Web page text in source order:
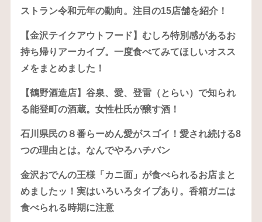
ストラン令和元年の動向。注目の15店舗を紹介！
【金沢テイクアウトフード】むしろ特別感があるお
持ち帰りアーカイブ。一度食べてみてほしいオスス
メをまとめました！
【鶴野酒造店】谷泉、愛、登雷（とらい）で知られ
る能登町の酒蔵。女性杜氏が醸す酒！
石川県民の８番らーめん愛がスゴイ！愛され続ける8
つの理由とは。なんでやろハチバン
金沢おでんの王様「カニ面」が食べられるお店まと
めましたッ！実はいろいろタイプあり。香箱ガニは
食べられる時期に注意